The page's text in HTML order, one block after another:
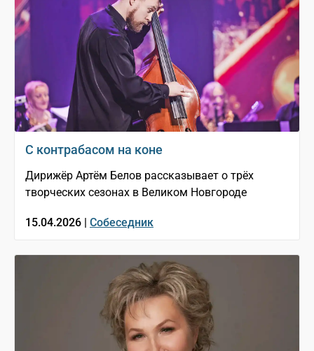
С контрабасом на коне
Дирижёр Артём Белов рассказывает о трёх
творческих сезонах в Великом Новгороде
15.04.2026 | Собеседник